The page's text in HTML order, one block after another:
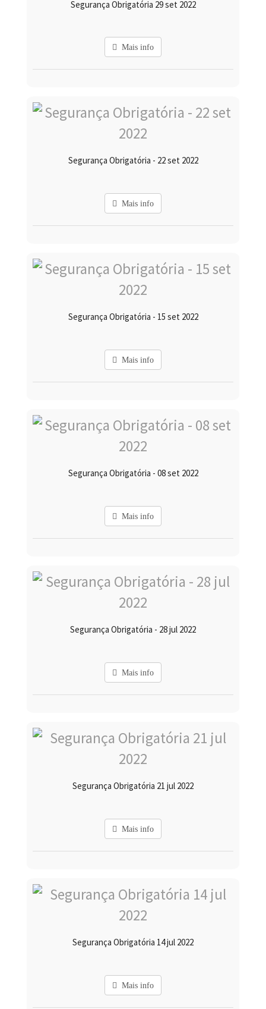
Segurança Obrigatória 29 set 2022
Mais info
Segurança Obrigatória - 22 set 2022
Mais info
Segurança Obrigatória - 15 set 2022
Mais info
Segurança Obrigatória - 08 set 2022
Mais info
Segurança Obrigatória - 28 jul 2022
Mais info
Segurança Obrigatória 21 jul 2022
Mais info
Segurança Obrigatória 14 jul 2022
Mais info